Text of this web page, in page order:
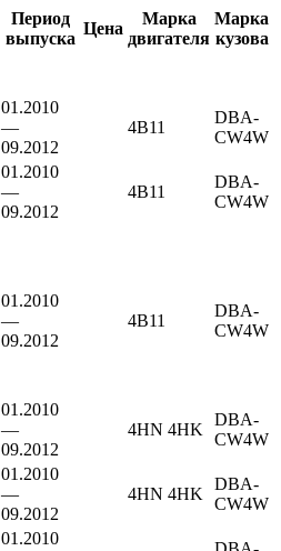
Период
выпуска
Цена
Марка
двигателя
Марка
кузова
01.2010
—
09.2012
4B11
DBA-
CW4W
01.2010
—
09.2012
4B11
DBA-
CW4W
01.2010
—
09.2012
4B11
DBA-
CW4W
01.2010
—
09.2012
4HN 4HK
DBA-
CW4W
01.2010
—
09.2012
4HN 4HK
DBA-
CW4W
01.2010